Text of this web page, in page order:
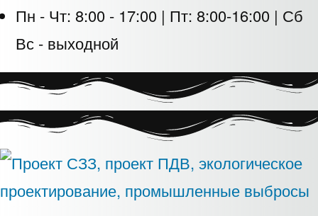
Пн - Чт: 8:00 - 17:00 | Пт: 8:00-16:00 | Сб
Вс - выходной